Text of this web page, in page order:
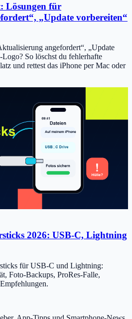
Lösungen für
„Update vorbereiten“
angefordert“, „Update
So löschst du fehlerhafte
und rettest das iPhone per Mac oder
2026: USB-C, Lightning
für USB-C und Lightning:
Foto-Backups, ProRes-Falle,